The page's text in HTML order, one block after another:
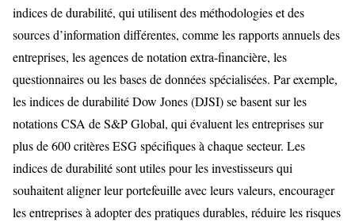
indices de durabilité, qui utilisent des méthodologies et des
sources d’information différentes, comme les rapports annuels des
entreprises, les agences de notation extra-financière, les
questionnaires ou les bases de données spécialisées. Par exemple,
les indices de durabilité Dow Jones (DJSI) se basent sur les
notations CSA de S&P Global, qui évaluent les entreprises sur
plus de 600 critères ESG spécifiques à chaque secteur. Les
indices de durabilité sont utiles pour les investisseurs qui
souhaitent aligner leur portefeuille avec leurs valeurs, encourager
les entreprises à adopter des pratiques durables, réduire les risques